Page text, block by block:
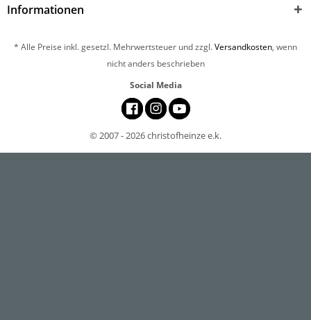
Informationen
* Alle Preise inkl. gesetzl. Mehrwertsteuer und zzgl.Versandkosten, wenn
nicht anders beschrieben
Social Media
© 2007 - 2026 christofheinze e.k.